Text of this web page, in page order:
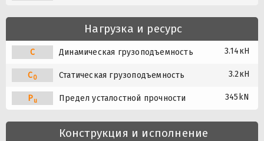
Нагрузка и ресурс
C Динамическая грузоподъемность 3.14кН
C0 Статическая грузоподъемность 3.2кН
Pu Предел усталостной прочности 345kN
Конструкция и исполнение